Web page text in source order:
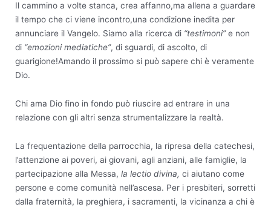
Il cammino a volte stanca, crea affanno,ma allena a guardare
il tempo che ci viene incontro,una condizione inedita per
annunciare il Vangelo. Siamo alla ricerca di “testimoni”e non
di “emozioni mediatiche”, di sguardi, di ascolto, di
guarigione!Amando il prossimo si può sapere chi è veramente
Dio.
Chi ama Dio fino in fondo può riuscire ad entrare in una
relazione con gli altri senza strumentalizzare la realtà.
La frequentazione della parrocchia, la ripresa della catechesi,
l’attenzione ai poveri, ai giovani, agli anziani, alle famiglie, la
partecipazione alla Messa, la lectio divina, ci aiutano come
persone e come comunità nell’ascesa. Per i presbiteri, sorretti
dalla fraternità, la preghiera, i sacramenti, la vicinanza a chi è